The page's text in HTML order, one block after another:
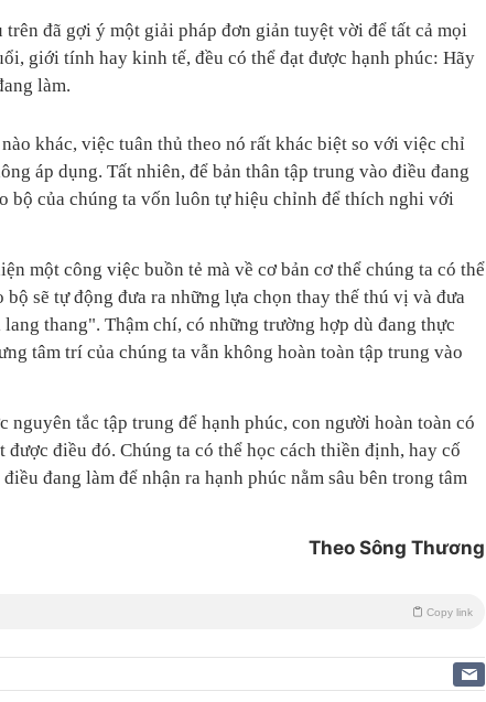
đã gợi ý một giải pháp đơn giản tuyệt vời để tất cả mọi
giới tính hay kinh tế, đều có thể đạt được hạnh phúc: Hãy
làm.
khác, việc tuân thủ theo nó rất khác biệt so với việc chỉ
áp dụng. Tất nhiên, để bản thân tập trung vào điều đang
bộ của chúng ta vốn luôn tự hiệu chỉnh để thích nghi với
một công việc buồn tẻ mà về cơ bản cơ thể chúng ta có thể
bộ sẽ tự động đưa ra những lựa chọn thay thế thú vị và đưa
thang". Thậm chí, có những trường hợp dù đang thực
tâm trí của chúng ta vẫn không hoàn toàn tập trung vào
nguyên tắc tập trung để hạnh phúc, con người hoàn toàn có
được điều đó. Chúng ta có thể học cách thiền định, hay cố
đang làm để nhận ra hạnh phúc nằm sâu bên trong tâm
Theo Sông Thương
Copy link